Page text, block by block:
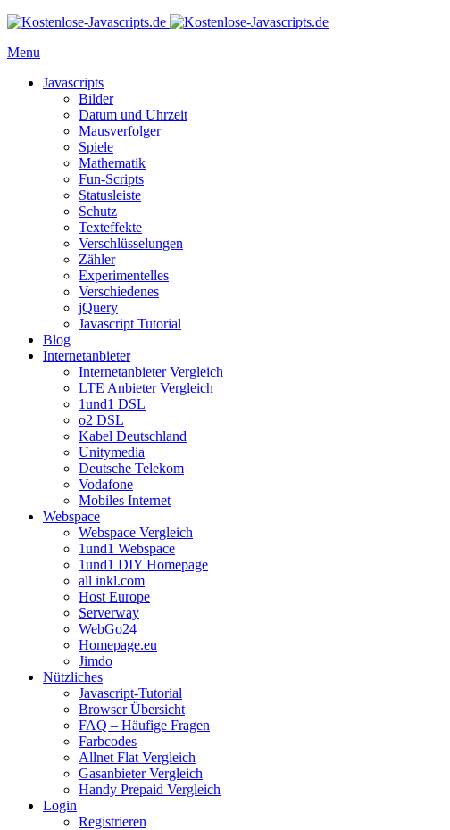
Menu
Javascripts
Bilder
Datum und Uhrzeit
Mausverfolger
Spiele
Mathematik
Fun-Scripts
Statusleiste
Schutz
Texteffekte
Verschlüsselungen
Zähler
Experimentelles
Verschiedenes
jQuery
Javascript Tutorial
Blog
Internetanbieter
Internetanbieter Vergleich
LTE Anbieter Vergleich
1und1 DSL
o2 DSL
Kabel Deutschland
Unitymedia
Deutsche Telekom
Vodafone
Mobiles Internet
Webspace
Webspace Vergleich
1und1 Webspace
1und1 DIY Homepage
all inkl.com
Host Europe
Serverway
WebGo24
Homepage.eu
Jimdo
Nützliches
Javascript-Tutorial
Browser Übersicht
FAQ – Häufige Fragen
Farbcodes
Allnet Flat Vergleich
Gasanbieter Vergleich
Handy Prepaid Vergleich
Login
Registrieren